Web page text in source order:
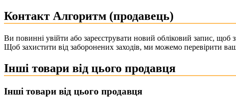
Контакт Алгоритм (продавець)
Ви повинні увійти або зареєструвати новий обліковий запис, щоб
Щоб захистити від заборонених заходів, ми можемо перевірити
Інші товари від цього продавця
Інші товари від цього продавця